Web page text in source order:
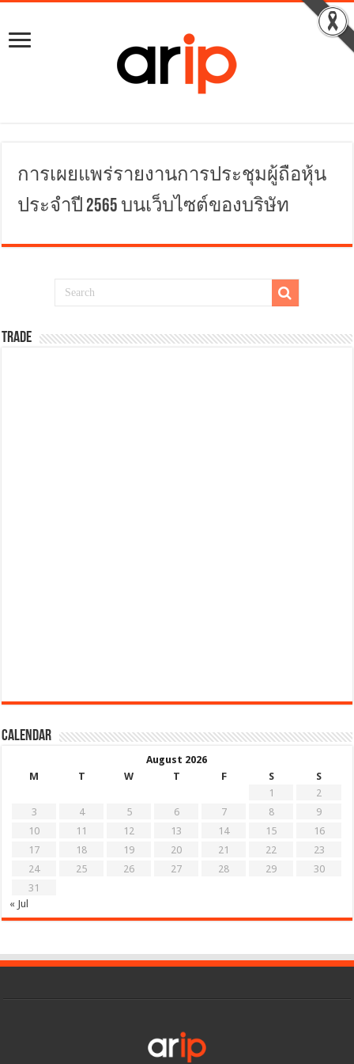
การเผยแพร่รายงานการประชุมผู้ถือหุ้น
ประจำปี 2565 บนเว็บไซต์ของบริษัท
TRADE
Calendar
August 2026
M
T W T F S
S
1
2
3
4 5 6 7 8
9
10
11 12 13 14 15
16
17
18 19 20 21 22
23
24
25 26 27 28 29
30
31
« Jul